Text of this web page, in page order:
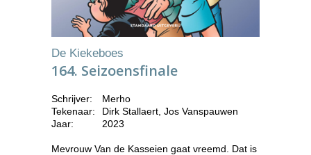
De Kiekeboes
164. Seizoensfinale
Schrijver:
Merho
Tekenaar:
Dirk Stallaert, Jos Vanspauwen
Jaar:
2023
Mevrouw Van de Kasseien gaat vreemd. Dat is